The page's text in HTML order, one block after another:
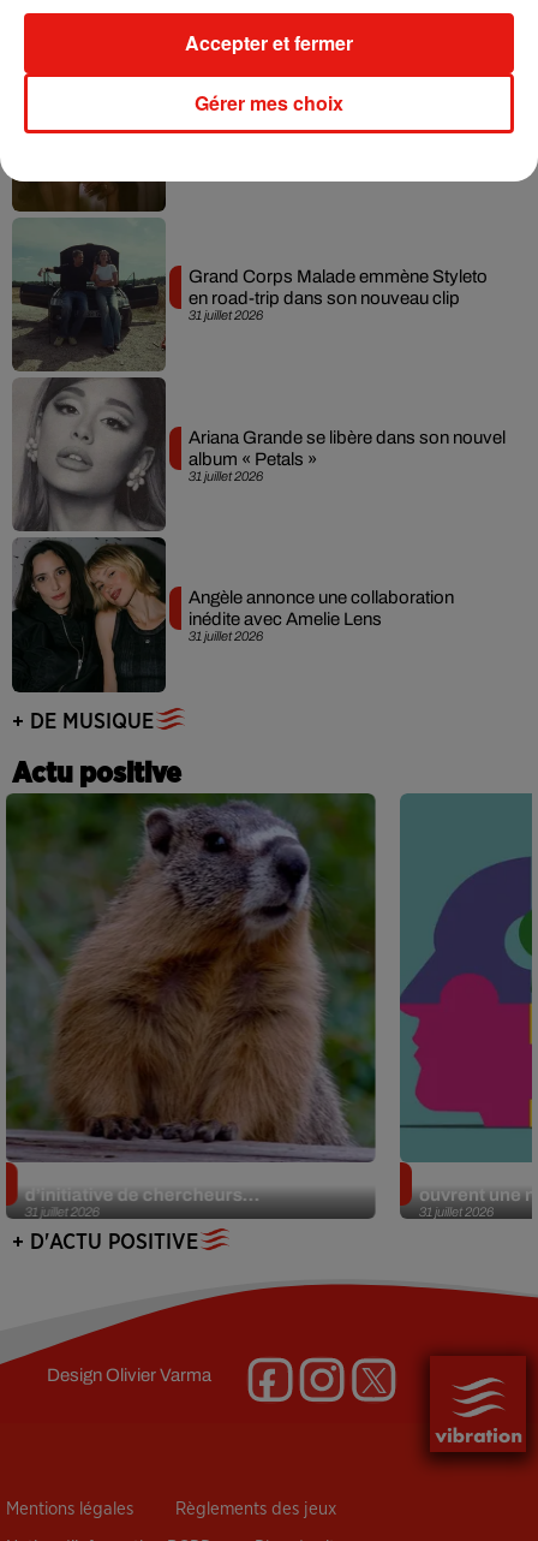
Ariana Grande prendra une pause après
sa tournée mondiale
31 juillet 2026
Grand Corps Malade emmène Styleto
en road-trip dans son nouveau clip
31 juillet 2026
Ariana Grande se libère dans son nouvel
album « Petals »
31 juillet 2026
Angèle annonce une collaboration
inédite avec Amelie Lens
+ DE MUSIQUE
Actu positive
31 juillet 2026
d’initiative de chercheurs...
31 juillet 2026
ouvrent une
+ D'ACTU POSITIVE
DesignOlivier Varma
Mentions légales Règlements des jeux
Gérer mes choix
Accepter et fermer